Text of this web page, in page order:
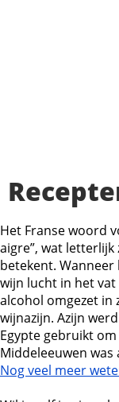
Het Franse woord
aigre”, wat letterlijk
betekent.
wijn lucht in het
alcohol omgezet in
wijnazijn. Azijn
Egypte gebruikt
Middeleeuwen was
Nog veel meer